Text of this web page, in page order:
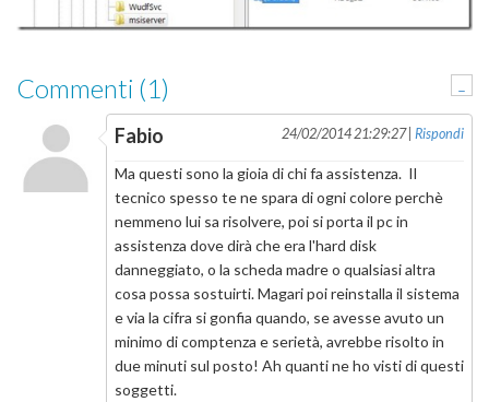
Commenti (1) -
Fabio 24/02/2014 21:29:27 | Rispondi
Ma questi sono la gioia di chi fa assistenza. Il
tecnico spesso te ne spara di ogni colore perchè
nemmeno lui sa risolvere, poi si porta il pc in
assistenza dove dirà che era l'hard disk
danneggiato, o la scheda madre o qualsiasi altra
cosa possa sostuirti. Magari poi reinstalla il sistema
e via la cifra si gonfia quando, se avesse avuto un
minimo di comptenza e serietà, avrebbe risolto in
due minuti sul posto! Ah quanti ne ho visti di questi
soggetti.